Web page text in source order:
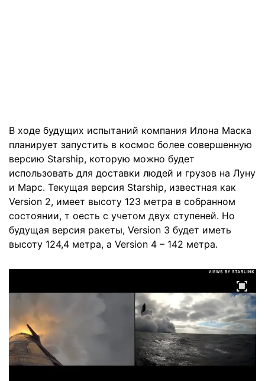
В ходе будущих испытаний компания Илона Маска
планирует запустить в космос более совершенную
версию Starship, которую можно будет
использовать для доставки людей и грузов на Луну
и Марс. Текущая версия Starship, известная как
Version 2, имеет высоту 123 метра в собранном
состоянии, т оесть с учетом двух ступеней. Но
будущая версия ракеты, Version 3 будет иметь
высоту 124,4 метра, а Version 4 – 142 метра.